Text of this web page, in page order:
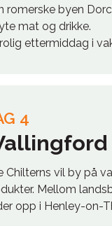
romerske byen
mat og drikke.
ettermiddag i
4
Chilterns vil by på
Mellom
opp i Henley-on-